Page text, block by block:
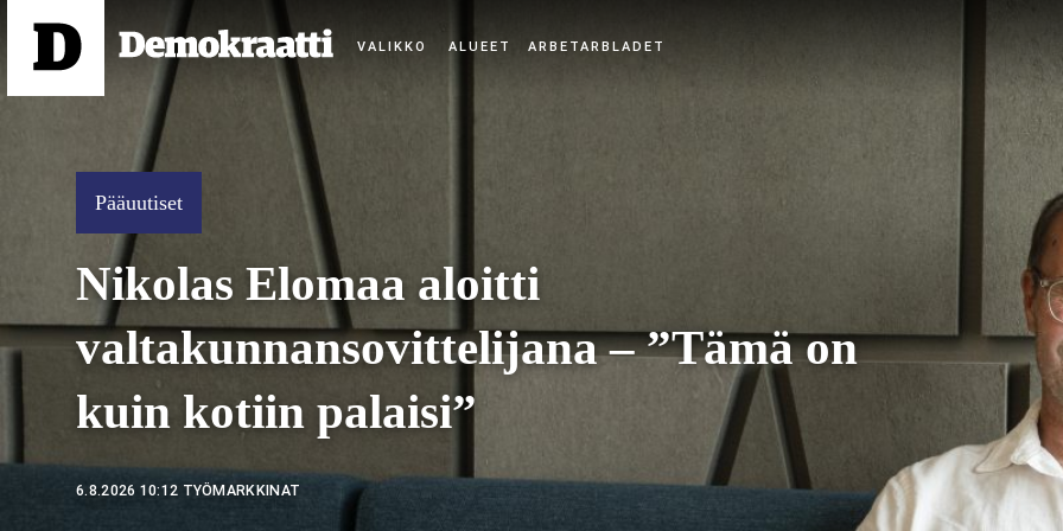
ALUEET
Pääuutiset
Nikolas Elomaa aloitti
valtakunnansovittelijana – ”Tämä on
kuin kotiin palaisi”
6.8.2026 10:12 TYÖMARKKINAT